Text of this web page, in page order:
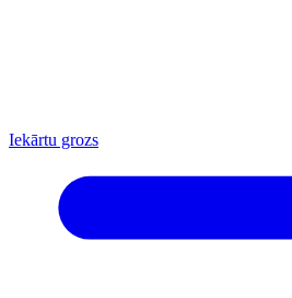
Iekārtu grozs